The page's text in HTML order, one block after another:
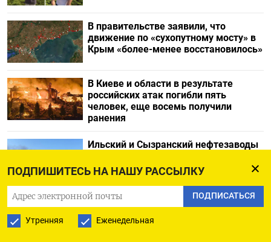
В правительстве заявили, что
движение по «сухопутному мосту» в
Крым «более-менее восстановилось»
В Киеве и области в результате
российских атак погибли пять
человек, еще восемь получили
ранения
Ильский и Сызранский нефтезаводы
ПОДПИШИТЕСЬ НА НАШУ РАССЫЛКУ
ПОДПИСАТЬСЯ
Утренняя Еженедельная